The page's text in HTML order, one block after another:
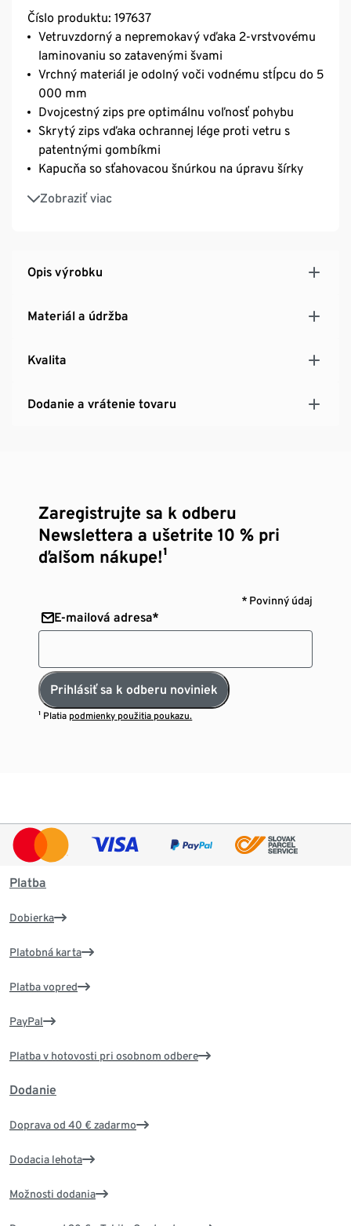
Číslo produktu: 197637
Vetruvzdorný a nepremokavý vďaka 2-vrstvovému
laminovaniu so zatavenými švami
Vrchný materiál je odolný voči vodnému stĺpcu do 5
000 mm
Dvojcestný zips pre optimálnu voľnosť pohybu
Skrytý zips vďaka ochrannej lége proti vetru s
patentnými gombíkmi
Kapucňa so sťahovacou šnúrkou na úpravu šírky
Zobraziť viac
Golier s vysokým zapínaním
Mierne predĺžený zadný diel
Polyester
Opis výrobku
Materiál a údržba
Kvalita
Dodanie a vrátenie tovaru
Zaregistrujte sa k odberu
Newslettera a ušetrite 10 % pri
ďalšom nákupe!¹
* Povinný údaj
E-mailová adresa*
Prihlásiť sa k odberu noviniek
¹ Platia podmienky použitia poukazu.
Platba
Dobierka
Platobná karta
Platba vopred
PayPal
Platba v hotovosti pri osobnom odbere
Dodanie
Doprava od 40 € zadarmo
Dodacia lehota
Možnosti dodania